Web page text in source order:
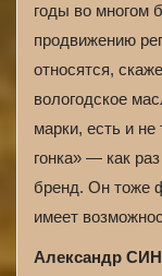
годы во многом
продвижению
относятся,
вологодское
марки, есть и
гонка» — как
бренд. Он тоже
имеет
Александр